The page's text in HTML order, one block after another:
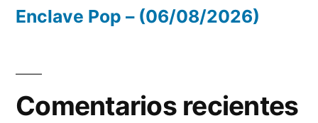
Enclave Pop – (06/08/2026)
Comentarios recientes